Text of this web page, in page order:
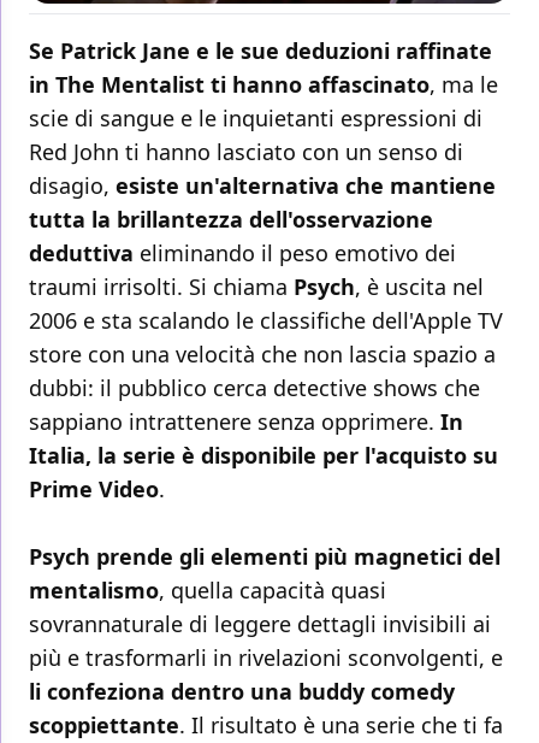
Se Patrick Jane e le sue deduzioni raffinate
in The Mentalist ti hanno affascinato, ma le
scie di sangue e le inquietanti espressioni di
Red John ti hanno lasciato con un senso di
disagio, esiste un'alternativa che mantiene
tutta la brillantezza dell'osservazione
deduttiva eliminando il peso emotivo dei
traumi irrisolti. Si chiama Psych, è uscita nel
2006 e sta scalando le classifiche dell'Apple TV
store con una velocità che non lascia spazio a
dubbi: il pubblico cerca detective shows che
sappiano intrattenere senza opprimere. In
Italia, la serie è disponibile per l'acquisto su
Prime Video.
Psych prende gli elementi più magnetici del
mentalismo, quella capacità quasi
sovrannaturale di leggere dettagli invisibili ai
più e trasformarli in rivelazioni sconvolgenti, e
li confeziona dentro una buddy comedy
scoppiettante. Il risultato è una serie che ti fa